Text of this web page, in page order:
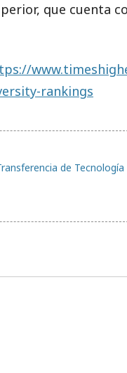
que cuenta
rankings
de